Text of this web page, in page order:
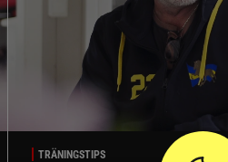
TRÄNINGSTIPS